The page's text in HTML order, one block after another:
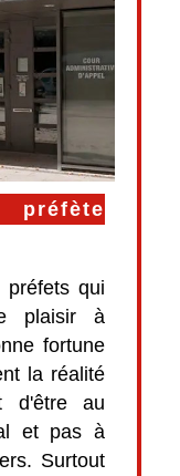
qui
plaisir à
fortune
la réalité
d'être au
et pas à
Surtout